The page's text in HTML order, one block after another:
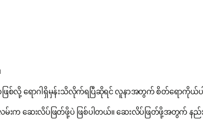
ောဂါရှိမှန်းသိလိုက်ရပြီဆိုရင် လူနာအတွက် စိတ်ရောကိုယ်ပါ ပင်
းက ဆေးလိပ်ဖြတ်ဖို့ပဲ ဖြစ်ပါတယ်။ ဆေးလိပ်ဖြတ်ဖို့အတွက် န